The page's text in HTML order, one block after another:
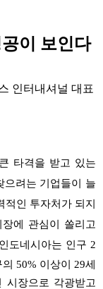
이 보인다
인터내셔널 대표
타격을 받고 있는
으려는 기업들이 늘
인 투자처가 되지
에 관심이 쏠리고
도네시아는 인구 2
50% 이상이 29세
시장으로 각광받고